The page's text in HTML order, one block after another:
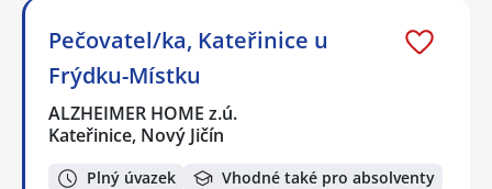
Pečovatel/ka, Kateřinice u
Frýdku-Místku
ALZHEIMER HOME z.ú.
Kateřinice, Nový Jičín
Plný úvazek Vhodné také pro absolventy